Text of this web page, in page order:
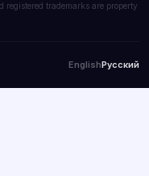
registered trademarks are property
EnglishРусский